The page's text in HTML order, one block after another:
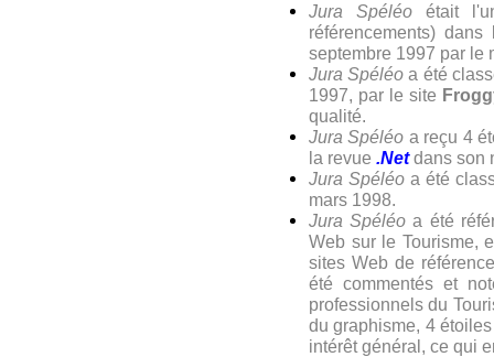
Jura Spéléo était
référencements)
septembre 1997 par le
Jura Spéléo a été
1997, par le site
qualité.
Jura Spéléo a reçu 4
la revue .Netdans son
Jura Spéléoa été
mars 1998.
Jura Spéléo a été
Web sur le Tourisme,
sites Web de
été commentés et
professionnels du
du graphisme, 4
intérêt général, ce qui